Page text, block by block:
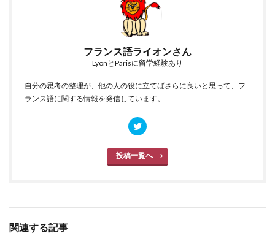
フランス語ライオンさん
LyonとParisに留学経験あり
自分の思考の整理が、他の人の役に立てばさらに良いと思って、フ
ランス語に関する情報を発信しています。
投稿一覧へ
関連する記事